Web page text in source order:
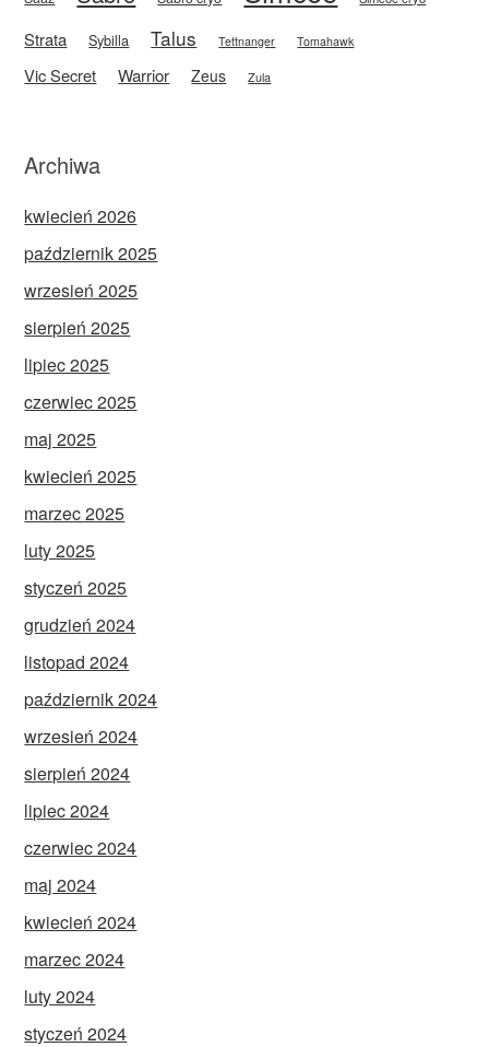
Strata Sybilla Talus Tettnanger Tomahawk
Vic Secret Warrior Zeus Zula
Archiwa
kwiecień 2026
październik 2025
wrzesień 2025
sierpień 2025
lipiec 2025
czerwiec 2025
maj 2025
kwiecień 2025
marzec 2025
luty 2025
styczeń 2025
grudzień 2024
listopad 2024
październik 2024
wrzesień 2024
sierpień 2024
lipiec 2024
czerwiec 2024
maj 2024
kwiecień 2024
marzec 2024
luty 2024
styczeń 2024